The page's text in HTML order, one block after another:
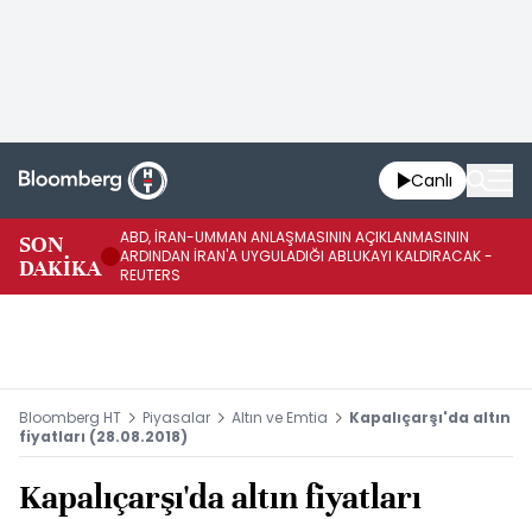
Canlı
SON
DAKİKA
ABD, İRAN-UMMAN ANLAŞMASININ AÇIKLANMASININ
ARDINDAN İRAN'A UYGULADIĞI ABLUKAYI KALDIRACAK -
REUTERS
Bloomberg HT Piyasalar Altın ve Emtia
Kapalıçarşı'da altın
fiyatları (28.08.2018)
Kapalıçarşı'da altın fiyatları